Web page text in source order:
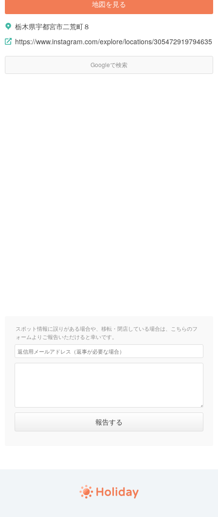
地図を見る
栃木県宇都宮市二荒町８
https://www.instagram.com/explore/locations/305472919794635
Googleで検索
スポット情報に誤りがある場合や、移転・閉店している場合は、こちらのフ
ォームよりご報告いただけると幸いです。